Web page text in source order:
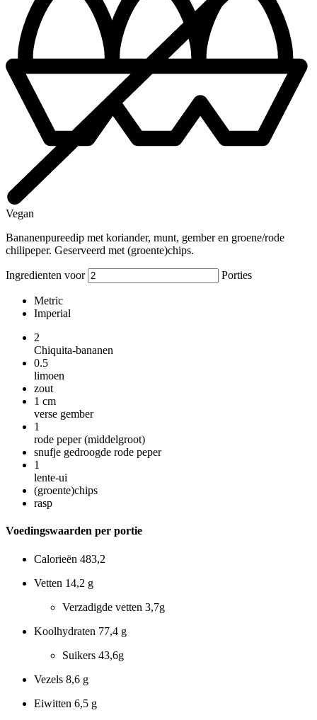
Vegan
Bananenpureedip met koriander, munt, gember en groene/rode
chilipeper. Geserveerd met (groente)chips.
Ingredienten voor Porties
Metric
Imperial
2
Chiquita-bananen
0.5
limoen
zout
1 cm
verse gember
1
rode peper (middelgroot)
snufje gedroogde rode peper
1
lente-ui
(groente)chips
rasp
Voedingswaarden per portie
Calorieën 483,2
Vetten 14,2 g
Verzadigde vetten 3,7g
Koolhydraten 77,4 g
Suikers 43,6g
Vezels 8,6 g
Eiwitten 6,5 g